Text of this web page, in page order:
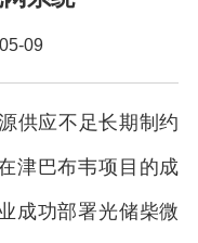
09
供应不足长期制约
津巴布韦项目的成
成功部署光储柴微